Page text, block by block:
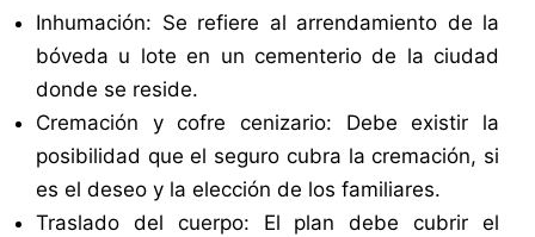
Inhumación: Se refiere al arrendamiento de la
bóveda u lote en un cementerio de la ciudad
donde se reside.
Cremación y cofre cenizario: Debe existir la
posibilidad que el seguro cubra la cremación, si
es el deseo y la elección de los familiares.
Traslado del cuerpo: El plan debe cubrir el